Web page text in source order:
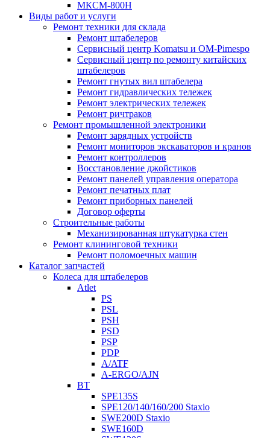
МКСМ-800H
Виды работ и услуги
Ремонт техники для склада
Ремонт штабелеров
Сервисный центр Komatsu и OM-Pimespo
Сервисный центр по ремонту китайских
штабелеров
Ремонт гнутых вил штабелера
Ремонт гидравлических тележек
Ремонт электрических тележек
Ремонт ричтраков
Ремонт промышленной электроники
Ремонт зарядных устройств
Ремонт мониторов экскаваторов и кранов
Ремонт контроллеров
Восстановление джойстиков
Ремонт панелей управления оператора
Ремонт печатных плат
Ремонт приборных панелей
Договор оферты
Строительные работы
Механизированная штукатурка стен
Ремонт клининговой техники
Ремонт поломоечных машин
Каталог запчастей
Колеса для штабелеров
Atlet
PS
PSL
PSH
PSD
PSP
PDP
A/ATF
A-ERGO/AJN
BT
SPE135S
SPE120/140/160/200 Staxio
SWE200D Staxio
SWE160D